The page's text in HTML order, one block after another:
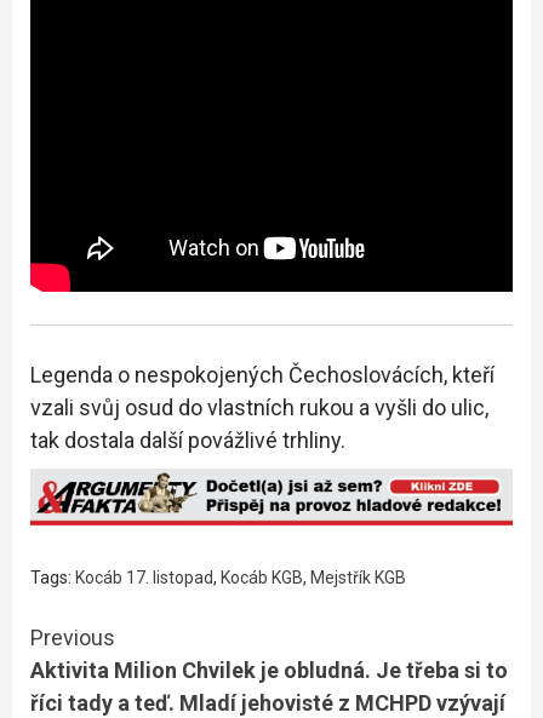
Legenda o nespokojených Čechoslovácích, kteří
vzali svůj osud do vlastních rukou a vyšli do ulic,
tak dostala další povážlivé trhliny.
Tags: Kocáb 17. listopad, Kocáb KGB, Mejstřík KGB
Continue
Reading
Previous
Aktivita Milion Chvilek je obludná. Je třeba si to
říci tady a teď. Mladí jehovisté z MCHPD vzývají